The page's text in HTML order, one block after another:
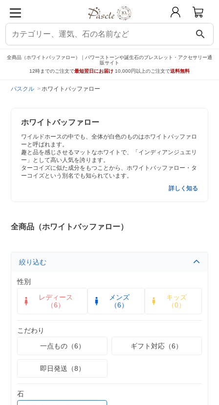
search
全商品（ホワイトバッファロー）｜パワーストーンや誕生石のブレスレット・アクセサリー通
販サイト
12時までのご注文で最短翌日にお届け 10,000円以上のご注文で送料無料
パスクル ホワイトバッファロー
ホワイトバッファロー
ワイルドホースの中でも、全体が白色のものはホワイトバッファロ
ーと呼ばれます。
趣と品を感じさせるマットなホワイトで、「インディアンジュエリ
ー」として高い人気を誇ります。
ターコイズに似た成分をもつことから、ホワイトバッファロー・タ
ーコイズという別名でも知られています。
詳しく知る
全商品（ホワイトバッファロー）
絞り込む
性別
レディース
（6）
メンズ
（6）
キッズ
（0）
こだわり
一点もの（6）
ギフト対応（6）
即日発送（8）
石